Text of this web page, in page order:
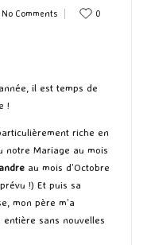
No Comments 0
il est temps de
!
riche en
notre Mariage au mois
au mois d’Octobre
!) Et puis sa
mon père m’a
sans nouvelles